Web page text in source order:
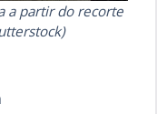
a partir do recorte